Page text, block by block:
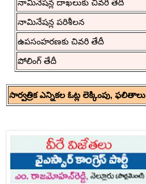
నామినేషన్ల దాఖలుకు చివరి తేదీ
నామినేషన్ల పరిశీలన
ఉపసంహరణకు చివరి తేదీ
పోలింగ్ తేదీ
సార్వత్రిక ఎన్నికల ఓట్ల లెక్కింపు, ఫలితాలు